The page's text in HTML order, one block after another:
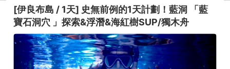
[伊良布島 / 1天] 史無前例的1天計劃！藍洞 「藍
寶石洞穴 」探索&浮潛&海紅樹SUP/獨木舟